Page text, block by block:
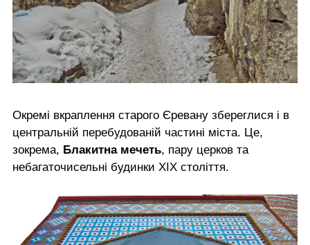
Окремі вкраплення старого Єревану збереглися і в
центральній перебудованій частині міста. Це,
зокрема, Блакитна мечеть, пару церков та
небагаточисельні будинки ХІХ століття.